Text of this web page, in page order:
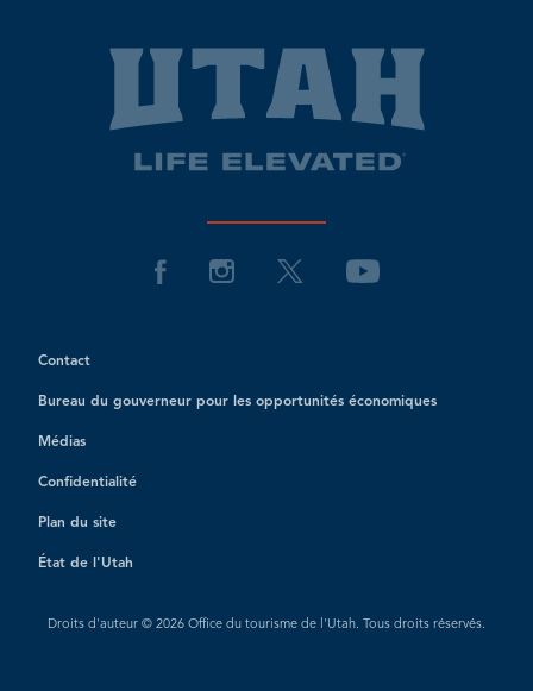
Contact
Bureau du gouverneur pour les opportunités économiques
Médias
Confidentialité
Plan du site
État de l'Utah
Droits d'auteur © 2026 Office du tourisme de l'Utah. Tous droits réservés.